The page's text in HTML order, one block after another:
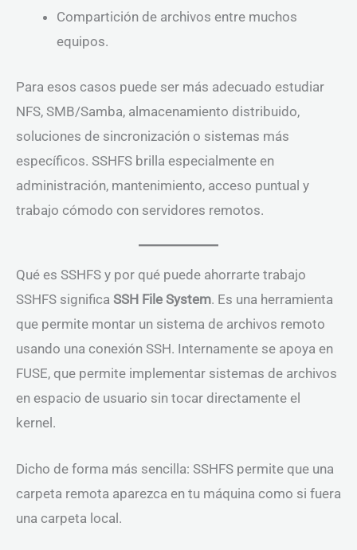
Compartición de archivos entre muchos
equipos.
Para esos casos puede ser más adecuado estudiar
NFS, SMB/Samba, almacenamiento distribuido,
soluciones de sincronización o sistemas más
específicos. SSHFS brilla especialmente en
administración, mantenimiento, acceso puntual y
trabajo cómodo con servidores remotos.
Qué es SSHFS y por qué puede ahorrarte trabajo
SSHFS significa SSH File System. Es una herramienta
que permite montar un sistema de archivos remoto
usando una conexión SSH. Internamente se apoya en
FUSE, que permite implementar sistemas de archivos
en espacio de usuario sin tocar directamente el
kernel.
Dicho de forma más sencilla: SSHFS permite que una
carpeta remota aparezca en tu máquina como si fuera
una carpeta local.